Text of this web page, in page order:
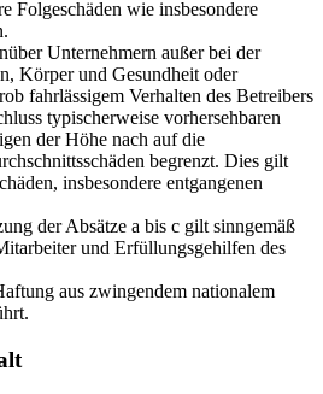
Folgeschäden wie insbesondere
Unternehmern außer bei der
Körper und Gesundheit oder
fahrlässigem Verhalten des Betreibers
typischerweise vorhersehbaren
der Höhe nach auf die
begrenzt. Dies gilt
insbesondere entgangenen
der Absätze a bis c gilt sinngemäß
und Erfüllungsgehilfen des
aus zwingendem nationalem